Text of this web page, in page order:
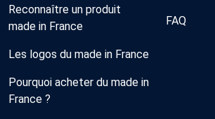
Reconnaître un produit
made in France
Les logos du made in France
Pourquoi acheter du made in
France ?
FAQ